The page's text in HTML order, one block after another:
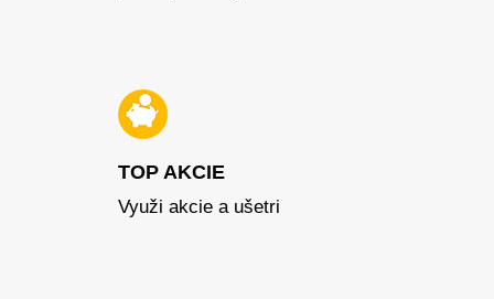
TOP AKCIE
Využi akcie a ušetri